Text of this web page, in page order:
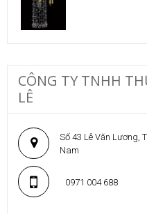
CÔNG TY TNHH
LÊ
Số 43 Lê Văn Lương,
Nam
0971 004 688